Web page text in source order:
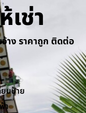
เช่า
จ้าง ราคาถูก ติดต่อ
ยนป้าย
า